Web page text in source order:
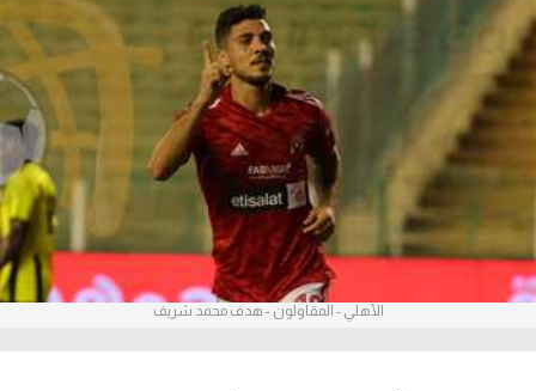
فيديوهات
آراء حرة
ركن الألعاب
الدوري المصري
الدوري الإنجليزي الممتاز
الأهلي - المقاولون - هدف محمد شريف